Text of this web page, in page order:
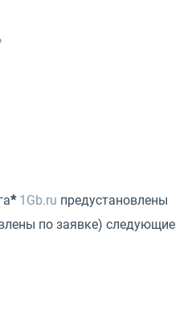
* 1Gb.ru предустановлены
по заявке) следующие